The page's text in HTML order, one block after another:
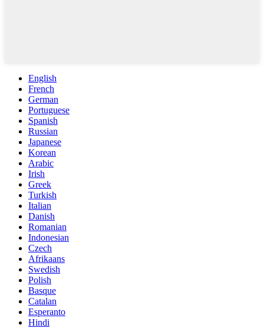
English
French
German
Portuguese
Spanish
Russian
Japanese
Korean
Arabic
Irish
Greek
Turkish
Italian
Danish
Romanian
Indonesian
Czech
Afrikaans
Swedish
Polish
Basque
Catalan
Esperanto
Hindi